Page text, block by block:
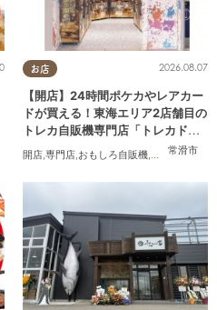
知多市,東浦町 ,半田市, 常滑市, 武豊町
イル掲載店,まとめ記事,家族,カップル,おひと
お店
常滑市
2026.08.07
【開店】24時間ポケカやレアカー
ドが買える！東海エリア2店舗目の
トレカ自販機専門店「トレカドリ
ーム」が常滑市に8/7(金)オープン
開店,専門店,おもしろ自販機,カップル,おひ